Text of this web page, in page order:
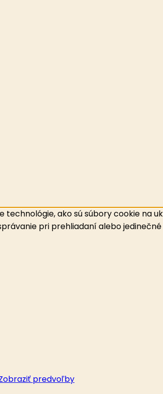
ako sú súbory cookie na
pri prehliadaní alebo
predvoľby